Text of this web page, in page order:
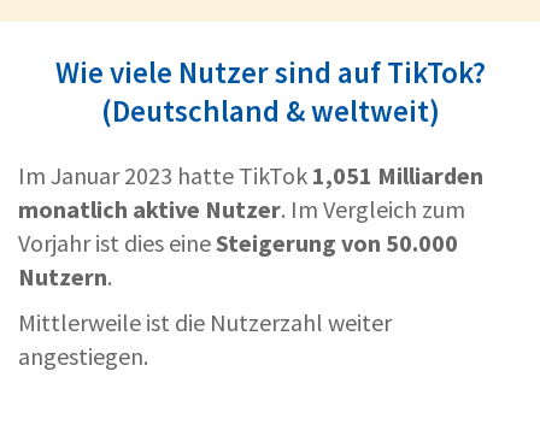
Wie viele Nutzer sind auf TikTok?
(Deutschland & weltweit)
Im Januar 2023 hatte TikTok 1,051 Milliarden
monatlich aktive Nutzer. Im Vergleich zum
Vorjahr ist dies eineSteigerung von 50.000
Nutzern.
Mittlerweile ist die Nutzerzahl weiter
angestiegen.